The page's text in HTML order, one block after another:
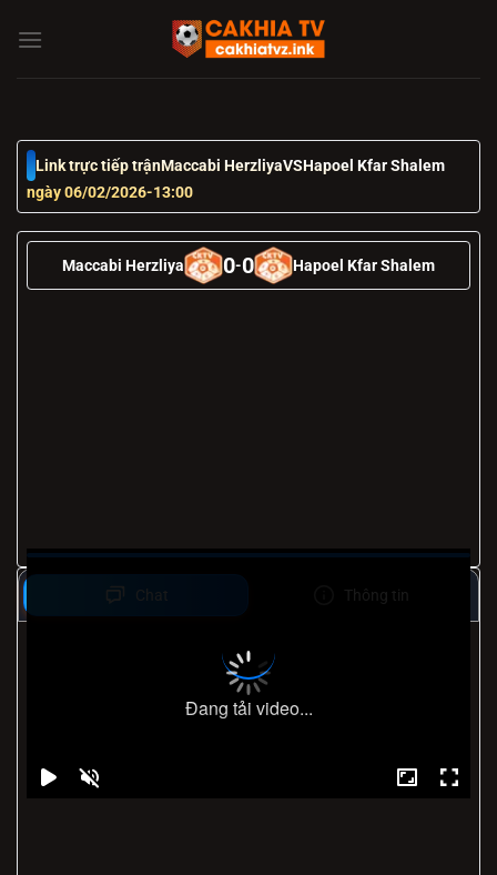
đến
Link trực tiếp trậnMaccabi HerzliyaVSHapoel Kfar Shalem
ngày 06/02/2026-13:00
Maccabi Herzliya 0-0 Hapoel Kfar Shalem
Đang tải video...
Chat Thông tin